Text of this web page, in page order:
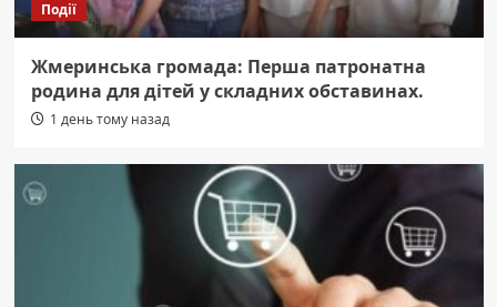
Події
Жмеринська громада: Перша патронатна
родина для дітей у складних обставинах.
1 день тому назад